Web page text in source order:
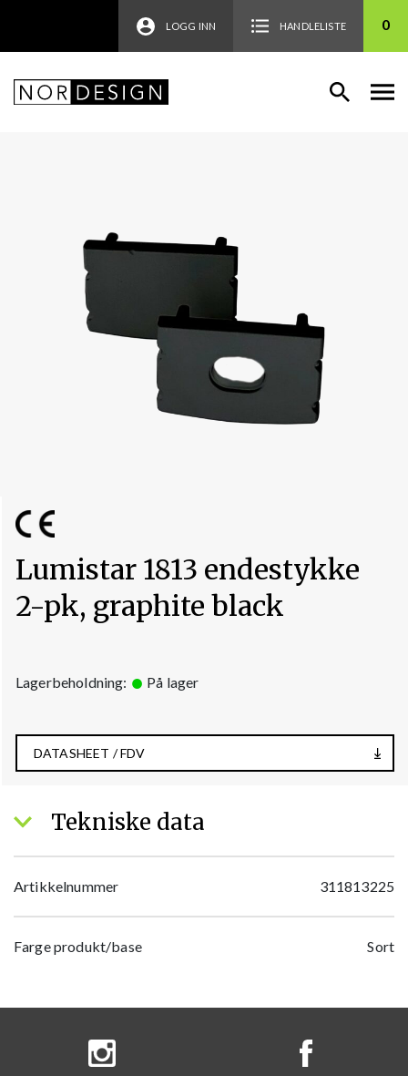
LOGG INN HANDLELISTE 0
Lumistar 1813 endestykke
2-pk, graphite black
Lagerbeholdning: På lager
DATASHEET / FDV
Tekniske data
Artikkelnummer 311813225
Farge produkt/base Sort